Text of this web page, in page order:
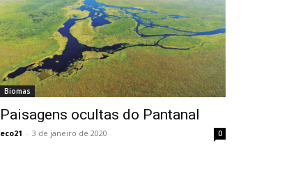
Biomas
Paisagens ocultas do Pantanal
eco21 - 3 de janeiro de 2020 0